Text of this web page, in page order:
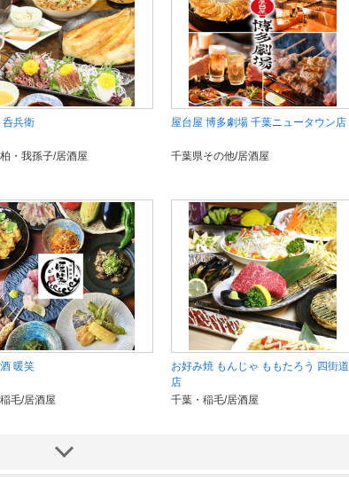
呑兵衛
・我孫子/居酒屋
屋台屋 博多劇場 千葉ニュータウン店
千葉県その他/居酒屋
暖笑
毛/居酒屋
お好み焼 もんじゃ ももたろう 四街道
店
千葉・稲毛/居酒屋